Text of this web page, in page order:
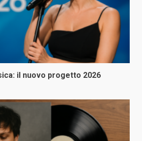
il nuovo progetto 2026